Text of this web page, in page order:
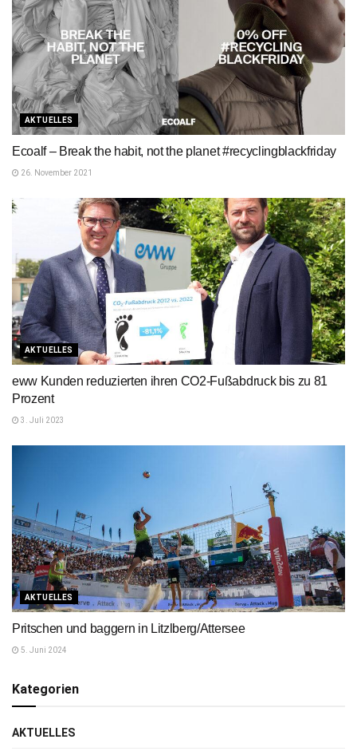
AKTUELLES
Ecoalf – Break the habit, not the planet #recyclingblackfriday
26. November 2021
AKTUELLES
eww Kunden reduzierten ihren CO2-Fußabdruck bis zu 81
Prozent
3. Juli 2023
AKTUELLES
Pritschen und baggern in Litzlberg/Attersee
5. Juni 2024
Kategorien
AKTUELLES